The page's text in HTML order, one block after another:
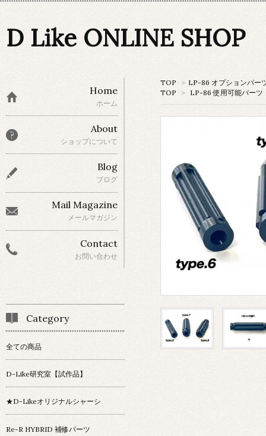
D Like ONLINE SHOP
TOP > LP-86 オプションパー
TOP
> LP-86 使用可能パーツ
Home
ホーム
About
ショップについて
Blog
ブログ
Mail Magazine
メールマガジン
Contact
お問い合わせ
Category
全ての商品
D-Like研究室【試作品】
★D-Likeオリジナルシャーシ
Re-R HYBRID 補修パーツ